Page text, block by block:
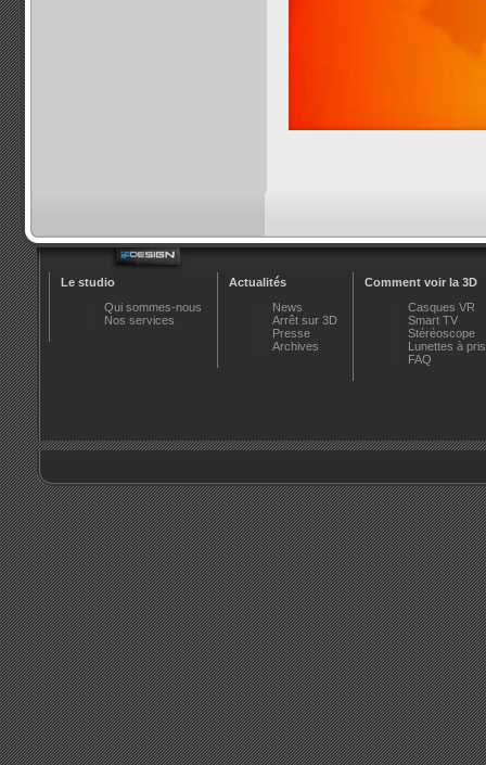
Le studio
Qui sommes-nous
Nos services
Actualités
News
Arrêt sur 3D
Presse
Archives
Comment voir la 3D
Casques VR
Smart TV
Stéréoscope
Lunettes à
FAQ